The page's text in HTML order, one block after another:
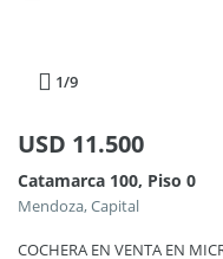
1/9
USD 11.500
Catamarca 100, Piso 0
Mendoza, Capital
COCHERA EN VENTA EN